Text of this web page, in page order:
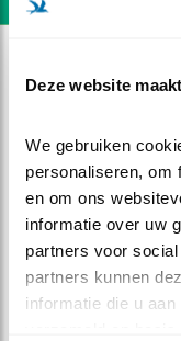
Deze website
We gebruiken
personaliseren, om
en om ons
informatie over uw
partners voor
partners kunnen
informatie die u